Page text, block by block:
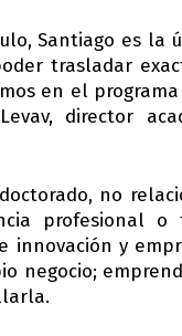
Santiago es la
trasladar
en el
director
no
profesional o
innovación y
negocio;